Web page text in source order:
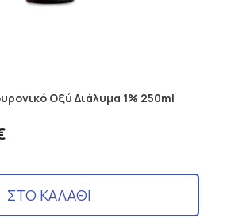
Οξύ Διάλυμα 1% 250ml
ΣΤΟ ΚΑΛΑΘΙ